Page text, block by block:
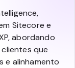
Sitecore e
abordando
que
e alinhamento